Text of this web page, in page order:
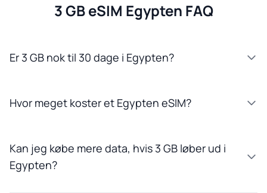
3 GB eSIM Egypten FAQ
Er 3 GB nok til 30 dage i Egypten?
Hvor meget koster et Egypten eSIM?
Kan jeg købe mere data, hvis 3 GB løber ud i
Egypten?